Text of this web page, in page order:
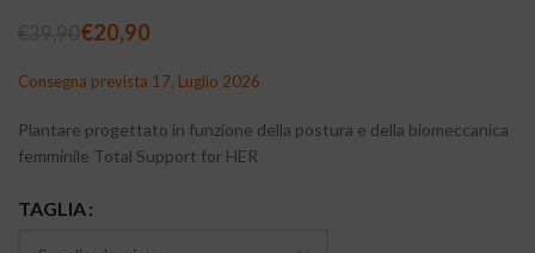
€20,90
Consegna prevista 17, Luglio 2026
Plantare progettato in funzione della postura e della biomeccanica
femminile Total Support for HER
TAGLIA